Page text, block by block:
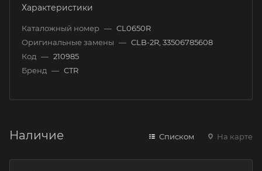
Характеристики
Каталожный номер — CL0650R
Оригинальные замены — CLB-2R, 33506785608
Код — 210985
Бренд — CTR
Наличие Списком На карте